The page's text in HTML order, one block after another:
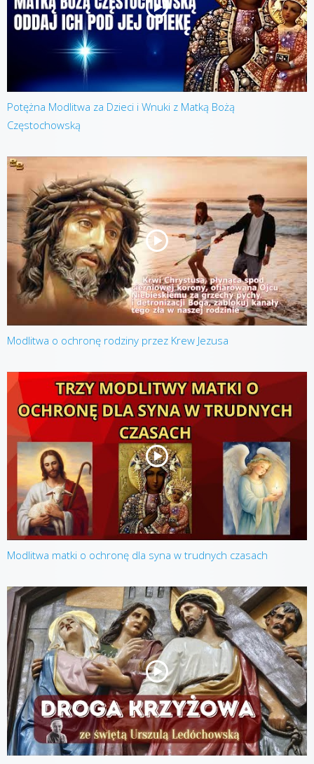
Potężna Modlitwa za Dzieci i Wnuki z Matką Bożą
Częstochowską
Modlitwa o ochronę rodziny przez Krew Jezusa
Modlitwa matki o ochronę dla syna w trudnych czasach